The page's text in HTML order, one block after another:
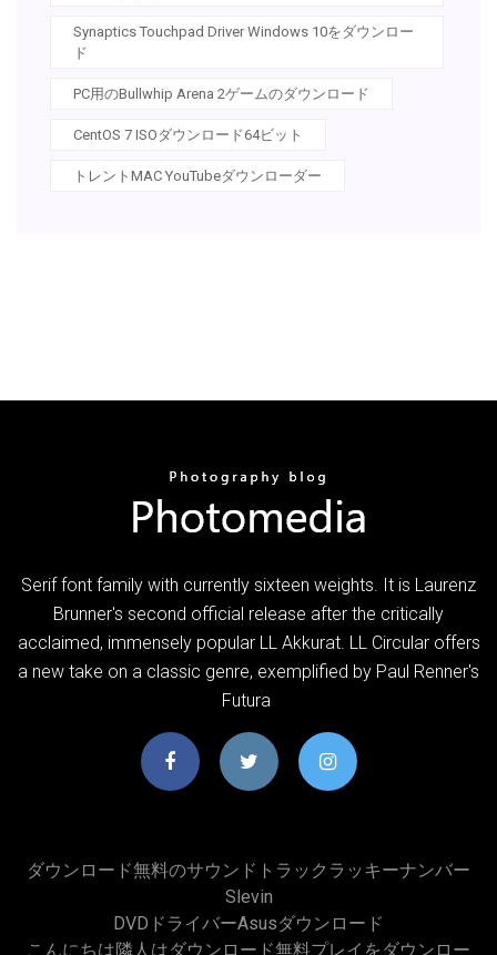
Synaptics Touchpad Driver Windows 10をダウンロー
ド
PC用のBullwhip Arena 2ゲームのダウンロード
CentOS 7 ISOダウンロード64ビット
トレントMAC YouTubeダウンローダー
Serif font family with currently sixteen weights. It is Laurenz
Brunner's second official release after the critically
acclaimed, immensely popular LL Akkurat. LL Circular offers
a new take on a classic genre, exemplified by Paul Renner's
Futura
ダウンロード無料のサウンドトラックラッキーナンバー
Slevin
DVDドライバーasusダウンロード
こんにちは隣人はダウンロード無料プレイをダウンロー